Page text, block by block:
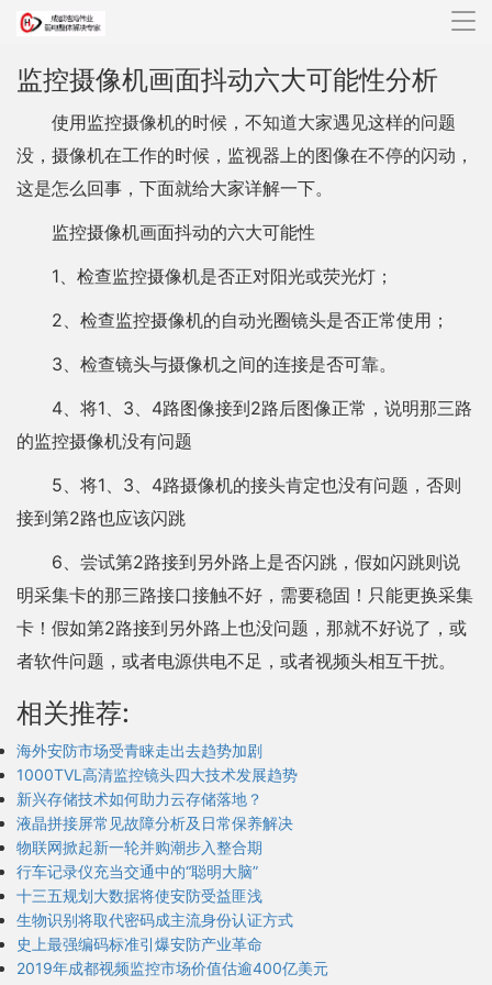
导
监控摄像机画面抖动六大可能性分析
使用监控摄像机的时候，不知道大家遇见这样的问题
没，摄像机在工作的时候，监视器上的图像在不停的闪动，
这是怎么回事，下面就给大家详解一下。
监控摄像机画面抖动的六大可能性
1、检查监控摄像机是否正对阳光或荧光灯；
2、检查监控摄像机的自动光圈镜头是否正常使用；
3、检查镜头与摄像机之间的连接是否可靠。
4、将1、3、4路图像接到2路后图像正常，说明那三路
的监控摄像机没有问题
5、将1、3、4路摄像机的接头肯定也没有问题，否则
接到第2路也应该闪跳
6、尝试第2路接到另外路上是否闪跳，假如闪跳则说
明采集卡的那三路接口接触不好，需要稳固！只能更换采集
卡！假如第2路接到另外路上也没问题，那就不好说了，或
者软件问题，或者电源供电不足，或者视频头相互干扰。
相关推荐:
海外安防市场受青睐走出去趋势加剧
1000TVL高清监控镜头四大技术发展趋势
新兴存储技术如何助力云存储落地？
液晶拼接屏常见故障分析及日常保养解决
物联网掀起新一轮并购潮步入整合期
行车记录仪充当交通中的“聪明大脑”
十三五规划大数据将使安防受益匪浅
生物识别将取代密码成主流身份认证方式
史上最强编码标准引爆安防产业革命
2019年成都视频监控市场价值估逾400亿美元